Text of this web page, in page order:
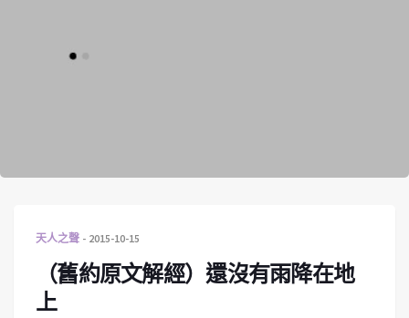
天人之聲 2015-10-15
（舊約原文解經）還沒有雨降在地
上